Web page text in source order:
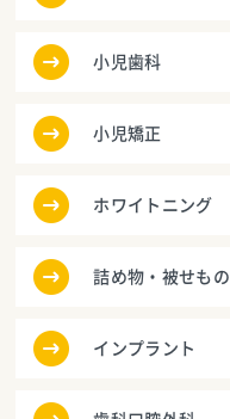
小児歯科
小児矯正
ホワイトニング
詰め物・被せもの
インプラント